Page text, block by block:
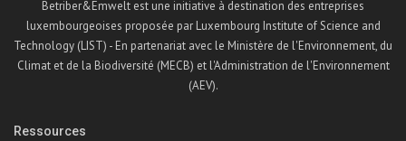
Betriber&Emwelt est une initiative à destination des entreprises
luxembourgeoises proposée par Luxembourg Institute of Science and
Technology (LIST) - En partenariat avec le Ministère de l'Environnement, du
Climat et de la Biodiversité (MECB) et l'Administration de l'Environnement
(AEV).
Ressources